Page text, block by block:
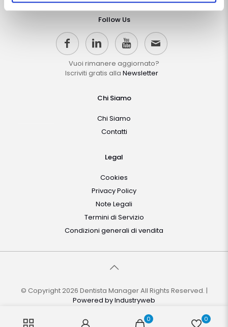
Follow Us
Vuoi rimanere aggiornato?
Iscriviti gratis alla Newsletter
Chi Siamo
Chi Siamo
Contatti
Legal
Cookies
Privacy Policy
Note Legali
Termini di Servizio
Condizioni generali di vendita
© Copyright 2026 Dentista Manager All Rights Reserved. |
Powered byIndustryweb
0 0